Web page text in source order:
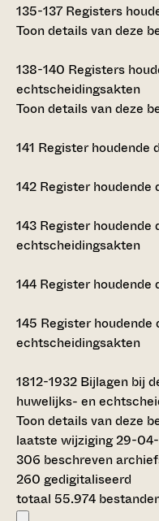
135-137 Registers
Toon details van deze
138-140 Registers
echtscheidingsakten
Toon details van deze
141 Register houdende
142 Register houdende
143 Register houdende
echtscheidingsakten
144 Register houdende
145 Register
echtscheidingsakten
1812-1932 Bijlagen bij
huwelijks- en
Toon details van deze
laatste wijziging 29-
306 beschreven
260 gedigitaliseerd
totaal 55.974